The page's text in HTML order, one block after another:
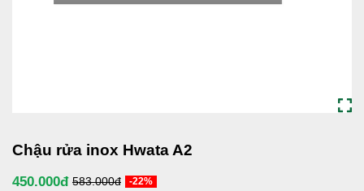
Chậu rửa inox Hwata A2
450.000đ 583.000đ -22%